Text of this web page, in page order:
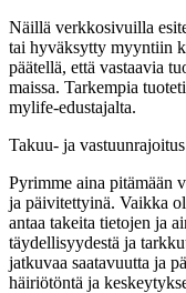
Näillä verkkosivuilla
tai hyväksytty myyntiin
päätellä, että vastaavia
maissa. Tarkempia
mylife-edustajalta.
Takuu- ja vastuunrajoitus
Pyrimme aina pitämään
ja päivitettyinä. Vaikka
antaa takeita tietojen ja
täydellisyydestä ja
jatkuvaa saatavuutta ja
häiriötöntä ja